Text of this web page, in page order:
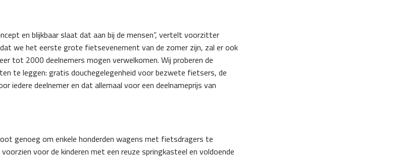
en blijkbaar slaat dat aan bij de mensen”, vertelt voorzitter
we het eerste grote fietsevenement van de zomer zijn, zal er ook
tot 2000 deelnemers mogen verwelkomen. Wij proberen de
te leggen: gratis douchegelegenheid voor bezwete fietsers, de
iedere deelnemer en dat allemaal voor een deelnameprijs van
genoeg om enkele honderden wagens met fietsdragers te
voor de kinderen met een reuze springkasteel en voldoende